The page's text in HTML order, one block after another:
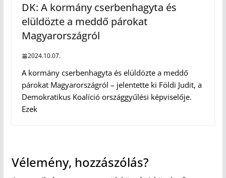
DK: A kormány cserbenhagyta és
elüldözte a meddő párokat
Magyarországról
2024.10.07.
A kormány cserbenhagyta és elüldözte a meddő
párokat Magyarországról – jelentette ki Földi Judit, a
Demokratikus Koalíció országgyűlési képviselője.
Ezek
Vélemény, hozzászólás?